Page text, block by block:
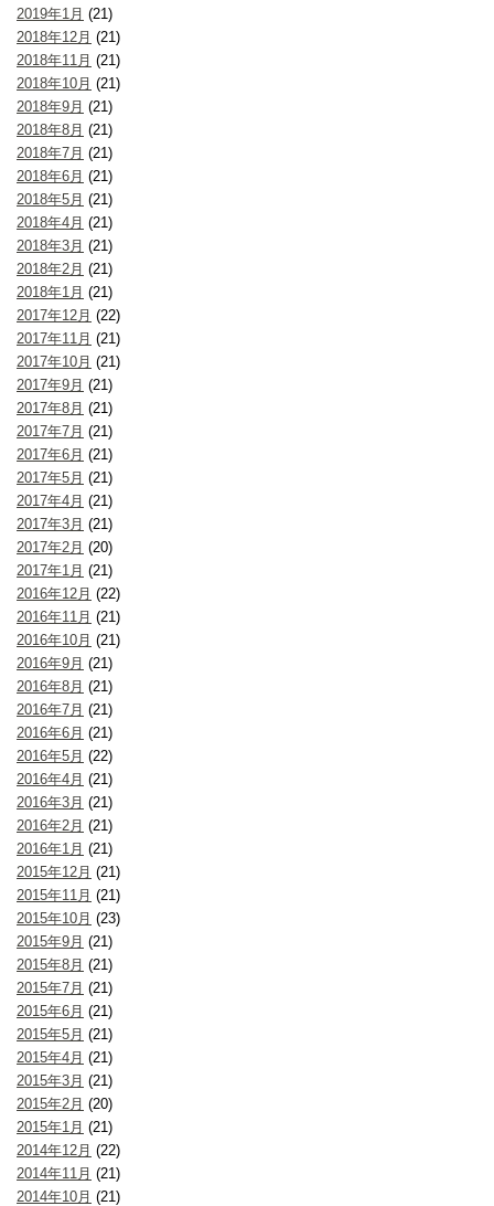
2019年1月 (21)
2018年12月 (21)
2018年11月 (21)
2018年10月 (21)
2018年9月 (21)
2018年8月 (21)
2018年7月 (21)
2018年6月 (21)
2018年5月 (21)
2018年4月 (21)
2018年3月 (21)
2018年2月 (21)
2018年1月 (21)
2017年12月 (22)
2017年11月 (21)
2017年10月 (21)
2017年9月 (21)
2017年8月 (21)
2017年7月 (21)
2017年6月 (21)
2017年5月 (21)
2017年4月 (21)
2017年3月 (21)
2017年2月 (20)
2017年1月 (21)
2016年12月 (22)
2016年11月 (21)
2016年10月 (21)
2016年9月 (21)
2016年8月 (21)
2016年7月 (21)
2016年6月 (21)
2016年5月 (22)
2016年4月 (21)
2016年3月 (21)
2016年2月 (21)
2016年1月 (21)
2015年12月 (21)
2015年11月 (21)
2015年10月 (23)
2015年9月 (21)
2015年8月 (21)
2015年7月 (21)
2015年6月 (21)
2015年5月 (21)
2015年4月 (21)
2015年3月 (21)
2015年2月 (20)
2015年1月 (21)
2014年12月 (22)
2014年11月 (21)
2014年10月 (21)